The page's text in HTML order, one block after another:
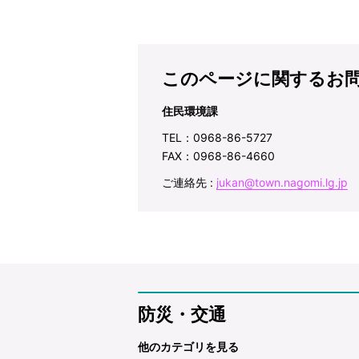
このページに関するお
住民環境課
TEL：0968-86-5727
FAX：0968-86-4660
ご連絡先 : jukan@town.nagomi.lg.jp
防災・交通
他のカテゴリを見る